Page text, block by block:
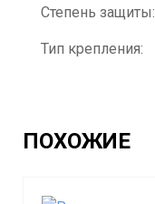
Степень защиты:
Тип крепления:
ПОХОЖИЕ